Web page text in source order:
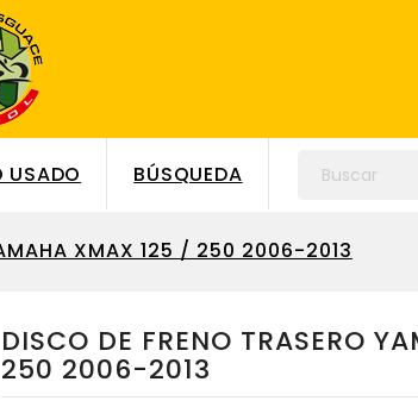
USADO BÚSQUEDA
XMAX 125 / 250 2006-2013
DISCO DE FRENO TRASERO
250 2006-2013